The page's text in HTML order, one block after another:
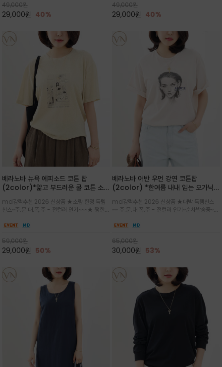
좋은 컬러웨이와 디자인입니다^^
49,000원
29,000원 40%
럽고 유연한 코튼 소재로 편안
49,000원
29,000원 40%
베라노바 뉴욕 에피소드 코튼 탑
(2color)*얇고 부드러운 쿨 코튼 소재
고 자연스러운 멋이 있는 핏으로 여름내
내 편하고 감각적으로 입으세요
md강력추천 2026 신상품 ★소량 한정 득템
찬스~주.문.대.폭.주 - 전컬러 인기~~~★ 쨍한듯
내추럴한 컬러감이 매력적인 티셔츠/여유로운
59,000원
29,000원 50%
베라노바 어반 우먼 강연 코튼탑
(2color) *한여름 내내 입는 오가닉
워크 (Line Work) & 스케치/감각적
인 아트워크 프린트가 시선을 끄는 루즈
핏 강연티셔츠
md강력추천 2026 신상품 ★대박 득템찬스
~~ 주.문.대.폭.주 - 전컬러 인기~순차발송중~★
한 착용감을 선사하며, 자연스럽게 떨어지는 실루
으로도 포인트가 되며, 데일리 활
65,000원
30,000원 53%